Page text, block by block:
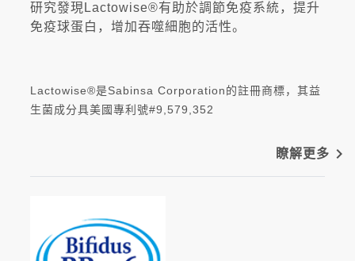
研究發現Lactowise®有助於調節免疫系統，提升
免疫球蛋白，增加吞噬細胞的活性。
Lactowise®是Sabinsa Corporation的註冊商標，其益
生菌成分具美國專利號#9,579,352
瞭解更多 navigate_next